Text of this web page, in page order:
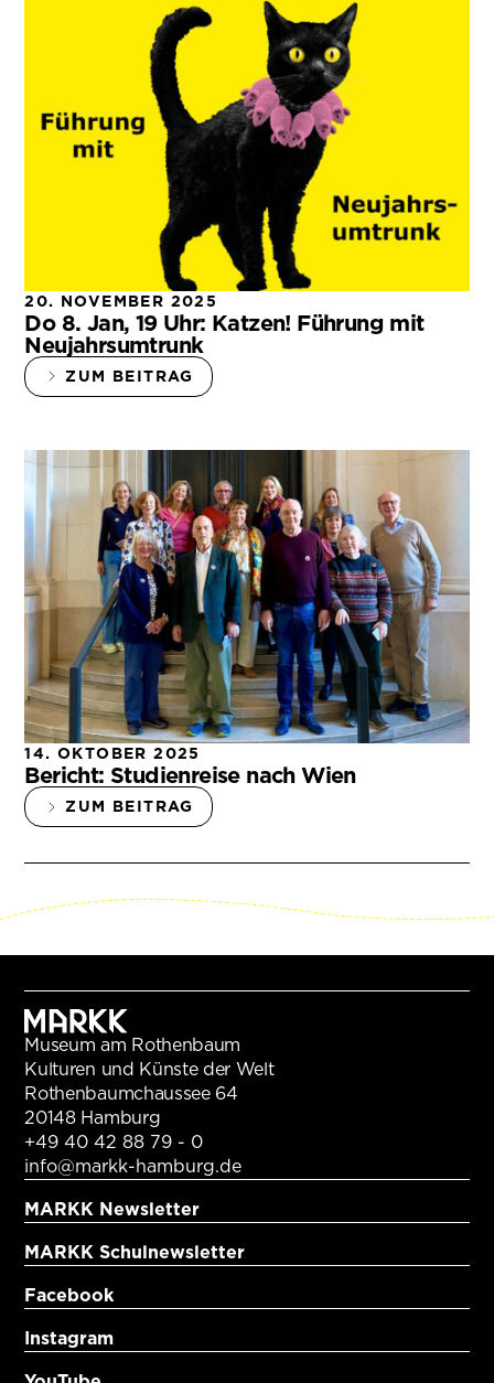
20. NOVEMBER 2025
Do 8. Jan, 19 Uhr: Katzen! Führung mit
Neujahrsumtrunk
ZUM BEITRAG
14. OKTOBER 2025
Bericht: Studienreise nach Wien
ZUM BEITRAG
Museum am Rothenbaum
Kulturen und Künste der Welt
Rothenbaumchaussee 64
20148 Hamburg
+49 40 42 88 79 - 0
info@markk-hamburg.de
MARKK Newsletter
MARKK Schulnewsletter
Facebook
Instagram